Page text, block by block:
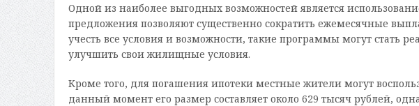
Одной из наиболее выгодных возможностей является
предложения позволяют существенно сократить ежемесячные
учесть все условия и возможности, такие программы могут
улучшить свои жилищные условия.
Кроме того, для погашения ипотеки местные жители могут
данный момент его размер составляет около 629 тысяч рублей,